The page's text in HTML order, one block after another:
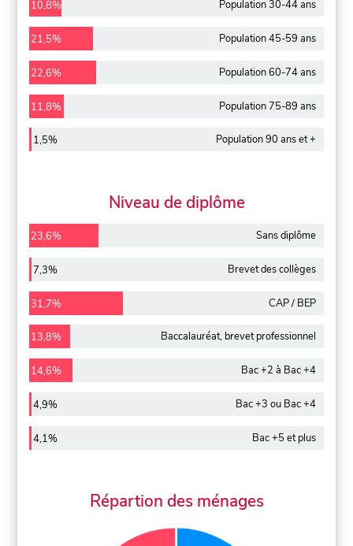
10,8% Population 30-44 ans
21,5% Population 45-59 ans
22,6% Population 60-74 ans
11,8% Population 75-89 ans
1,5% Population 90 ans et +
Niveau de diplôme
23,6% Sans diplôme
7,3% Brevet des collèges
31,7% CAP / BEP
13,8% Baccalauréat, brevet professionnel
14,6% Bac +2 à Bac +4
4,9% Bac +3 ou Bac +4
4,1% Bac +5 et plus
Répartion des ménages